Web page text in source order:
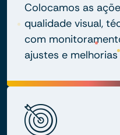
Colocamos as
qualidade visual,
com
ajustes e